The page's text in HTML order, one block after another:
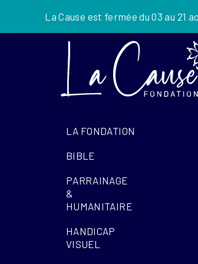
La Cause est fermée du 03 au
LA FONDATION
BIBLE
PARRAINAGE
&
HUMANITAIRE
HANDICAP
VISUEL